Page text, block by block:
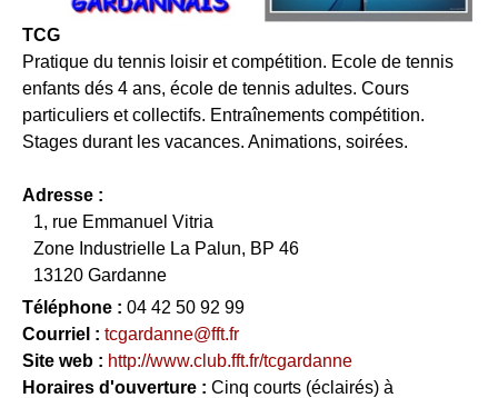
TCG
Pratique du tennis loisir et compétition. Ecole de tennis
enfants dés 4 ans, école de tennis adultes. Cours
particuliers et collectifs. Entraînements compétition.
Stages durant les vacances. Animations, soirées.
Adresse :
1, rue Emmanuel Vitria
Zone Industrielle La Palun, BP 46
13120 Gardanne
Téléphone : 04 42 50 92 99
Courriel : tcgardanne@fft.fr
Site web : http://www.club.fft.fr/tcgardanne
Horaires d'ouverture : Cinq courts (éclairés) à